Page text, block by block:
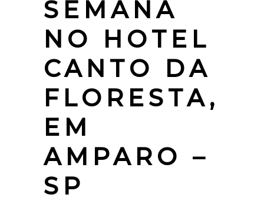
SEMANA
NO HOTEL
CANTO DA
FLORESTA,
EM
AMPARO –
SP